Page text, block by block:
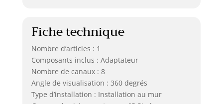
Fiche technique
Nombre d’articles : 1
Composants inclus : Adaptateur
Nombre de canaux : 8
Angle de visualisation : 360 degrés
Type d’installation : Installation au mur